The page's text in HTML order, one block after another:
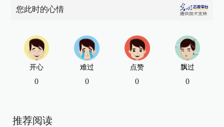
您此时的心情
开心
0
难过
0
点赞
0
飘过
0
推荐阅读